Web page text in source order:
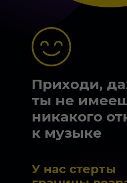
Приходи,
ты не
никакого
к музыке
У нас стерты